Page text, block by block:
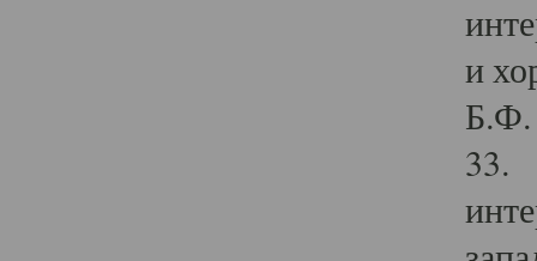
и
Б.Ф.
33.